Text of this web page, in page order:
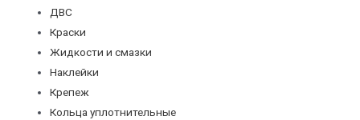
ДВС
Краски
Жидкости и смазки
Наклейки
Крепеж
Кольца уплотнительные